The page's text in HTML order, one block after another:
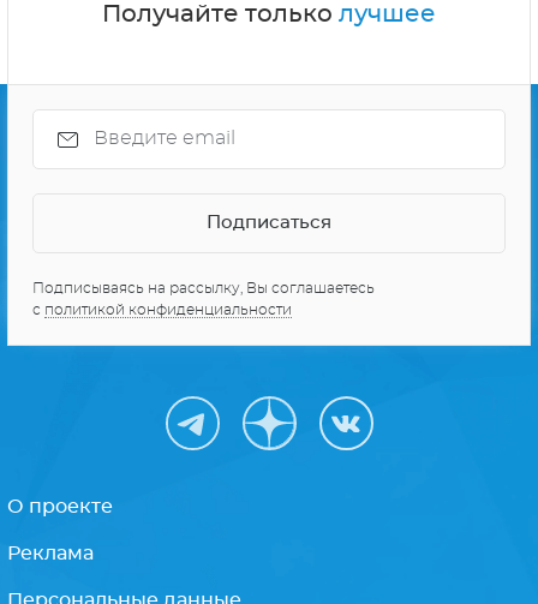
Получайте только лучшее
Подписываясь на рассылку, Вы соглашаетесь
с политикой конфиденциальности
О проекте
Реклама